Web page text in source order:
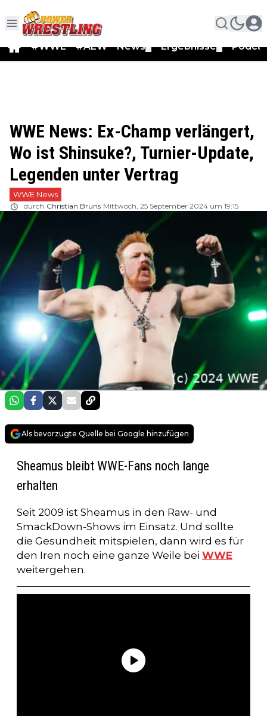
#WWE #AEW News Ergebnisse
WWE News: Ex-Champ verlängert,
Wo ist Shinsuke?, Turnier-Update,
Legenden unter Vertrag
WWE News
durch Christian Bruns Mittwoch, 25 September 2024 um 19:15
Als bevorzugte Quelle bei Google hinzufügen
Sheamus bleibt WWE-Fans noch lange
erhalten
Seit 2009 ist Sheamus in den Raw- und
SmackDown-Shows im Einsatz. Und sollte
die Gesundheit mitspielen, dann wird es für
den Iren noch eine ganze Weile bei WWE
weitergehen.